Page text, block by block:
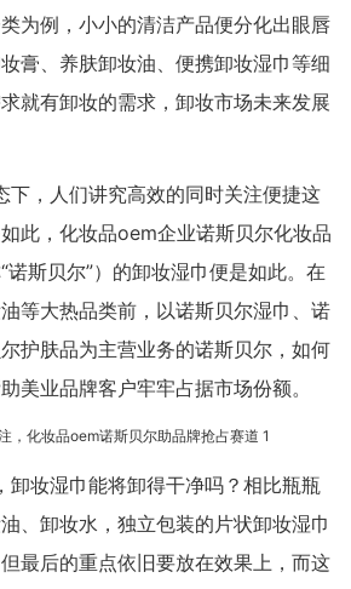
为例，小小的清洁产品便分化出眼唇
膏、养肤卸妆油、便携卸妆湿巾等细
就有卸妆的需求，卸妆市场未来发展
下，人们讲究高效的同时关注便捷这
此， 化妆品oem企业诺斯贝尔化妆品
诺斯贝尔”）的卸妆湿巾便是如此。在
等大热品类前，以诺斯贝尔湿巾、诺
护肤品为主营业务的诺斯贝尔，如何
美业品牌客户牢牢占据市场份额。
卸妆湿巾能将卸得干净吗？相比瓶瓶
、卸妆水，独立包装的片状卸妆湿巾
最后的重点依旧要放在效果上，而这